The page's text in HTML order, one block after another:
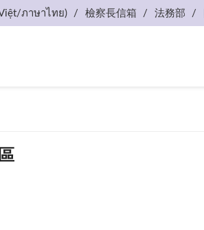
Việt/ภาษาไทย) 檢察長信箱 法務部